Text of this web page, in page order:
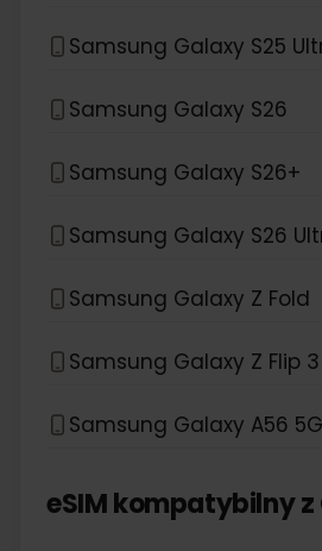
Samsung Galaxy S25
Samsung Galaxy S26
Samsung Galaxy S26+
Samsung Galaxy S26
Samsung Galaxy Z Fold
Samsung Galaxy Z Flip
Samsung Galaxy A56 5G
eSIM kompatybilny z